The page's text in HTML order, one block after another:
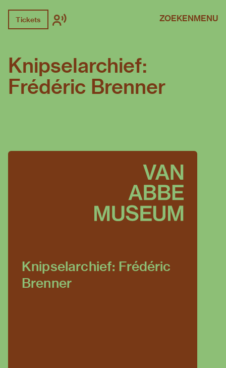
Tickets ZOEKENMENU
Knipselarchief:
Frédéric Brenner
Knipselarchief: Frédéric
Brenner